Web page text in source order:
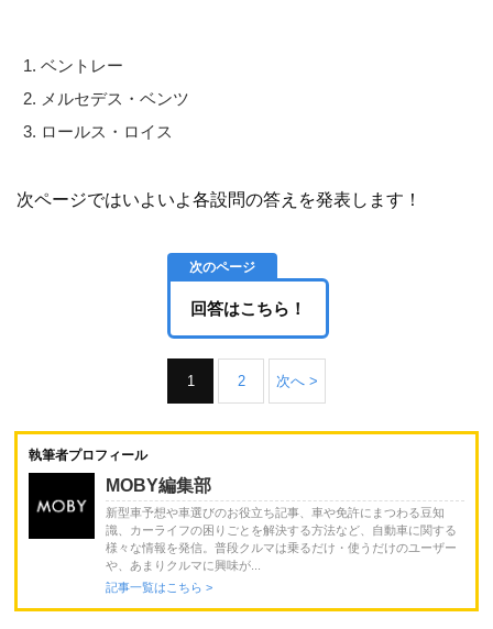
ベントレー
メルセデス・ベンツ
ロールス・ロイス
次ページではいよいよ各設問の答えを発表します！
回答はこちら！
1 2 次へ >
執筆者プロフィール
MOBY編集部
新型車予想や車選びのお役立ち記事、車や免許にまつわる豆知
識、カーライフの困りごとを解決する方法など、自動車に関する
様々な情報を発信。普段クルマは乗るだけ・使うだけのユーザー
や、あまりクルマに興味が...
記事一覧はこちら >